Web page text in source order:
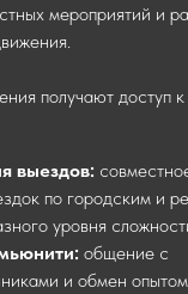
мероприятий и
получают доступ
выездов:
по городским и
уровня
общение с
и обмен опытом.